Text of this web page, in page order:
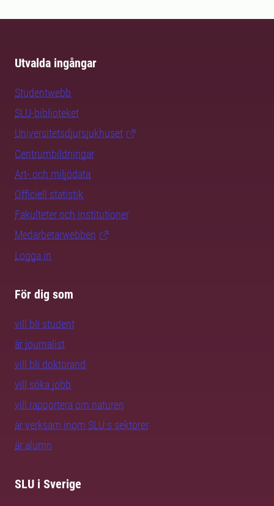
Utvalda ingångar
Studentwebb
SLU-biblioteket
Universitetsdjursjukhuset
Centrumbildningar
Art- och miljödata
Officiell statistik
Fakulteter och institutioner
Medarbetarwebben
Logga in
För dig som
vill bli student
är journalist
vill bli doktorand
vill söka jobb
vill rapportera om naturen
är verksam inom SLU:s sektorer
är alumn
SLU i Sverige